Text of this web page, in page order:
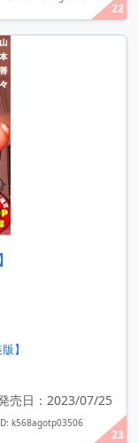
22
23
】
売日：2023/07/25
k568agotp03506